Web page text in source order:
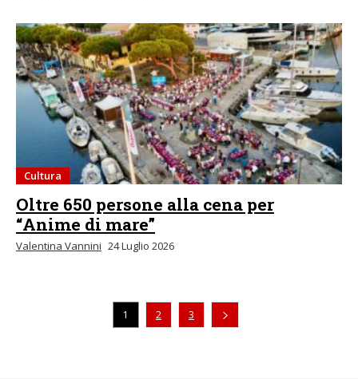
Cultura
Oltre 650 persone alla cena per
“Anime di mare”
Valentina Vannini 24 Luglio 2026
1 2 3